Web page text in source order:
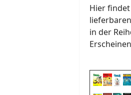
Hier
in der